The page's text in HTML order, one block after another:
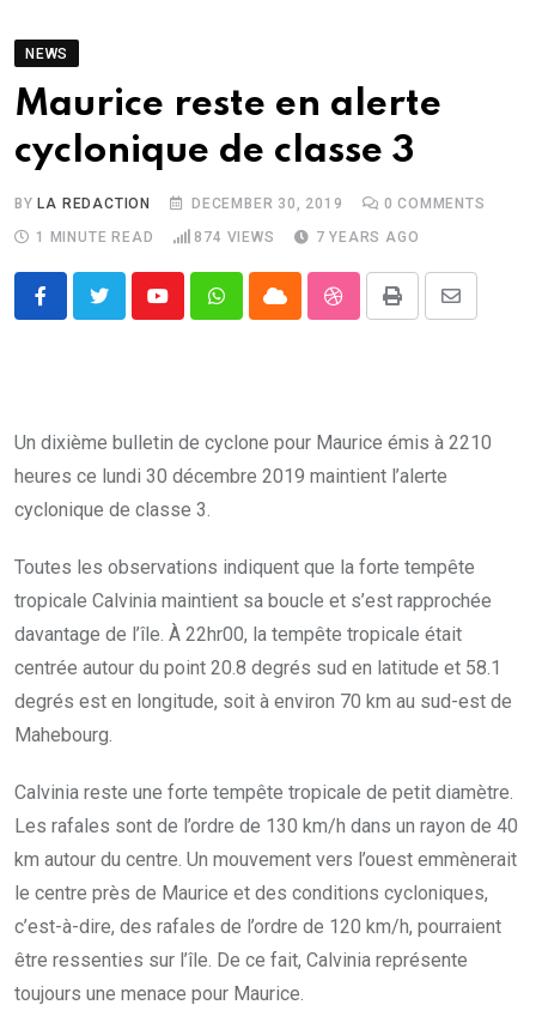
NEWS
Maurice reste en alerte
cyclonique de classe 3
BYLA REDACTION DECEMBER 30, 2019 0 COMMENTS
1 MINUTE READ
874 VIEWS 7 YEARS AGO
YoutubeWhatsappCloud StumbleUpon
Print
Share
Un dixième bulletin de cyclone pour Maurice émis à 2210
heures ce lundi 30 décembre 2019 maintient l’alerte
cyclonique de classe 3.
Toutes les observations indiquent que la forte tempête
tropicale Calvinia maintient sa boucle et s’est rapprochée
davantage de l’île. À 22hr00, la tempête tropicale était
centrée autour du point 20.8 degrés sud en latitude et 58.1
degrés est en longitude, soit à environ 70 km au sud-est de
Mahebourg.
Calvinia reste une forte tempête tropicale de petit diamètre.
Les rafales sont de l’ordre de 130 km/h dans un rayon de 40
km autour du centre. Un mouvement vers l’ouest emmènerait
le centre près de Maurice et des conditions cycloniques,
c’est-à-dire, des rafales de l’ordre de 120 km/h, pourraient
être ressenties sur l’île. De ce fait, Calvinia représente
toujours une menace pour Maurice.